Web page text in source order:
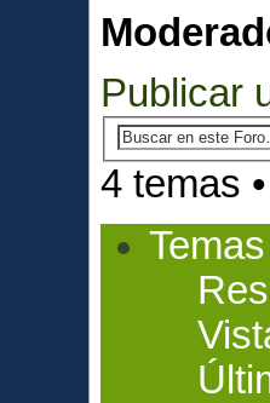
Publicar
4 temas
Temas